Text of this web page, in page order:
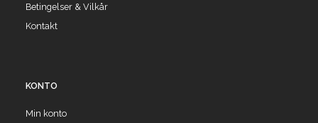
Betingelser & Vilkår
Kontakt
KONTO
Min konto